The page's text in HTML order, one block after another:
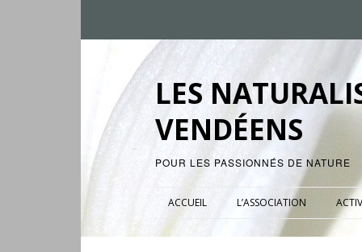
LES
VENDÉENS
POUR LES PASSIONNÉS DE NATURE
ACCUEIL L’ASSOCIATION